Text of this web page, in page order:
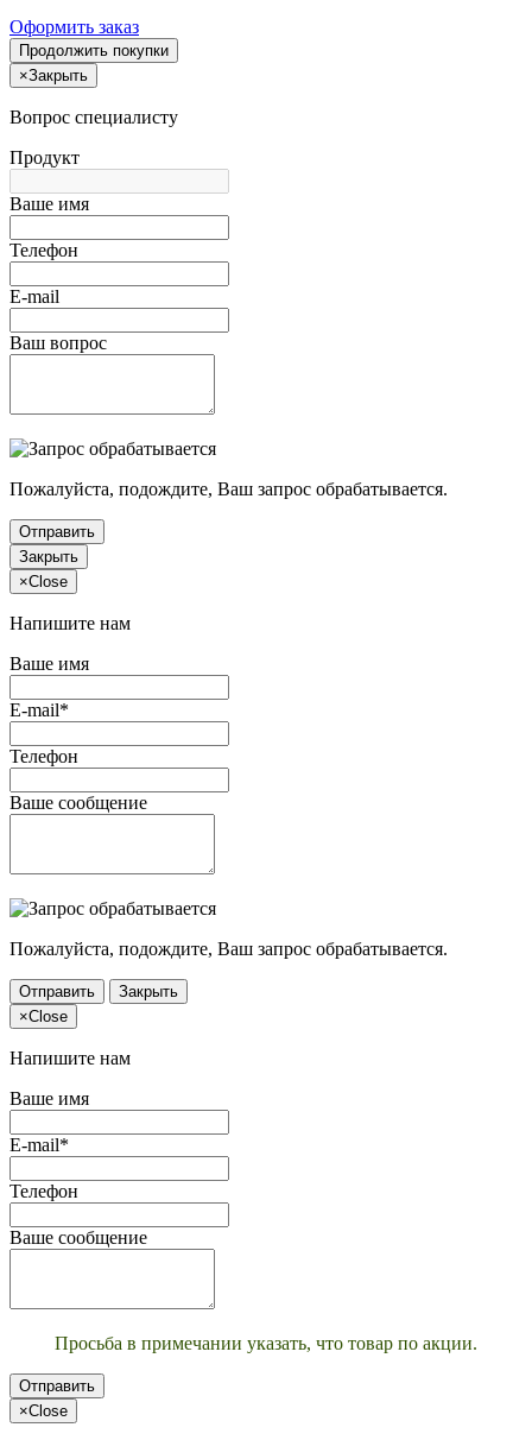
Оформить заказ
Продолжить покупки
×Закрыть
Вопрос специалисту
Продукт
Ваше имя
Телефон
E-mail
Ваш вопрос
Пожалуйста, подождите, Ваш запрос обрабатывается.
Отправить
Закрыть
×Close
Напишите нам
Ваше имя
E-mail*
Телефон
Ваше сообщение
Пожалуйста, подождите, Ваш запрос обрабатывается.
Отправить
Закрыть
×Close
Напишите нам
Ваше имя
E-mail*
Телефон
Ваше сообщение
Просьба в примечании указать, что товар по акции.
Отправить
×Close